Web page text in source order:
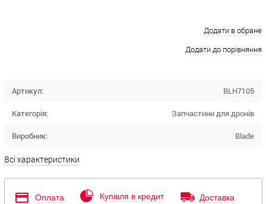
Додати в обране
Додати до порівняння
Артикул: BLH7105
Категорія: Запчастини для дронів
Виробник: Blade
Всі характеристики
Оплата Купівля в кредит Доставка